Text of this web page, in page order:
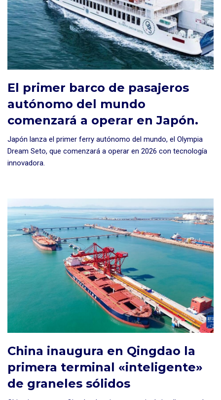
El primer barco de pasajeros
autónomo del mundo
comenzará a operar en Japón.
Japón lanza el primer ferry autónomo del mundo, el Olympia
Dream Seto, que comenzará a operar en 2026 con tecnología
innovadora.
China inaugura en Qingdao la
primera terminal «inteligente»
de graneles sólidos